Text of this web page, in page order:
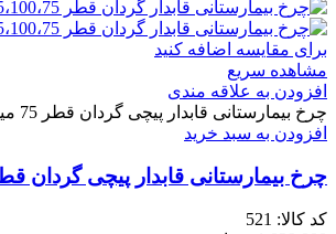
برای مقایسه اضافه کنید
مشاهده سریع
افزودن به علاقه مندی
چرخ بیمارستانی قابدار پیچی گردان قطر 75 میلی متر عدد
افزودن به سبد خرید
چرخ بیمارستانی قابدار پیچی گردان قطر 75 میلی
کد کالا: 521